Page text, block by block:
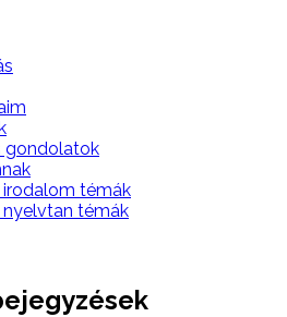
gondolatok
irodalom témák
nyelvtan témák